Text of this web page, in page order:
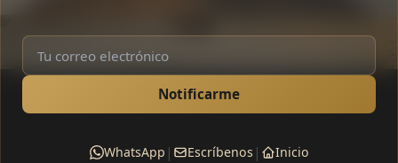
Notificarme
WhatsApp | Escríbenos | Inicio